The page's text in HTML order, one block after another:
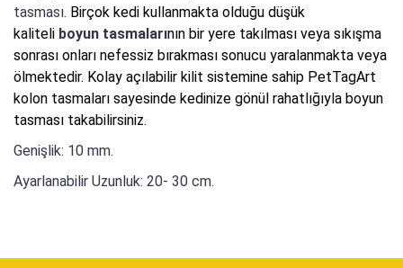
tasması. Birçok kedi kullanmakta olduğu düşük
kaliteli boyun tasmalarının bir yere takılması veya sıkışma
sonrası onları nefessiz bırakması sonucu yaralanmakta veya
ölmektedir. Kolay açılabilir kilit sistemine sahip PetTagArt
kolon tasmaları sayesinde kedinize gönül rahatlığıyla boyun
tasması takabilirsiniz.
Genişlik: 10 mm.
Ayarlanabilir Uzunluk: 20- 30 cm.
konularda yetersiz gördüğünüz noktaları öneri formunu